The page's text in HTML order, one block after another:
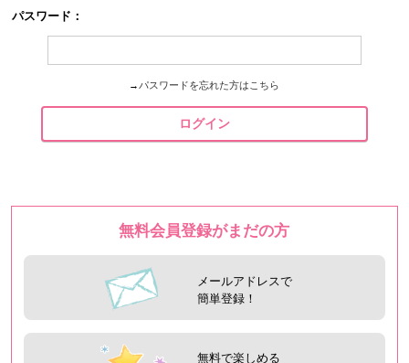
パスワード：
→ パスワードを忘れた方はこちら
ログイン
無料会員登録がまだの方
メールアドレスで
簡単登録！
無料で楽しめる